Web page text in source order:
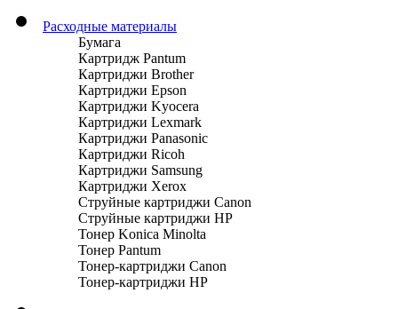
Расходные материалы
Бумага
Картридж Pantum
Картриджи Brother
Картриджи Epson
Картриджи Kyocera
Картриджи Lexmark
Картриджи Panasonic
Картриджи Ricoh
Картриджи Samsung
Картриджи Xerox
Струйные картриджи Canon
Струйные картриджи HP
Тонер Konica Minolta
Тонер Pantum
Тонер-картриджи Canon
Тонер-картриджи HP